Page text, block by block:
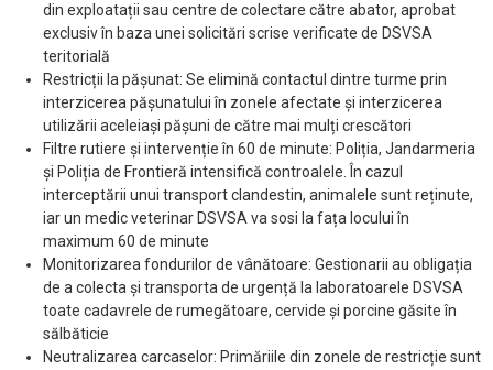
din exploatații sau centre de colectare către abator, aprobat
exclusiv în baza unei solicitări scrise verificate de DSVSA
teritorială
Restricții la pășunat: Se elimină contactul dintre turme prin
interzicerea pășunatului în zonele afectate și interzicerea
utilizării aceleiași pășuni de către mai mulți crescători
Filtre rutiere și intervenție în 60 de minute: Poliția, Jandarmeria
și Poliția de Frontieră intensifică controalele. În cazul
interceptării unui transport clandestin, animalele sunt reținute,
iar un medic veterinar DSVSA va sosi la fața locului în
maximum 60 de minute
Monitorizarea fondurilor de vânătoare: Gestionarii au obligația
de a colecta și transporta de urgență la laboratoarele DSVSA
toate cadavrele de rumegătoare, cervide și porcine găsite în
sălbăticie
Neutralizarea carcaselor: Primăriile din zonele de restricție sunt